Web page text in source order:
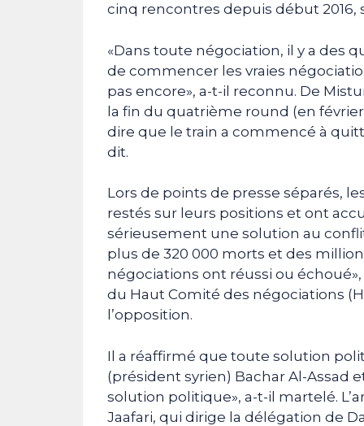
cinq rencontres depuis début 2016,
«Dans toute négociation, il y a des
de commencer les vraies
pas encore», a-t-il reconnu. De
la fin du quatrième round (en
dire que le train a commencé à
dit.
Lors de points de presse séparés,
restés sur leurs positions et ont
sérieusement une solution au
plus de 320 000 morts et des
négociations ont réussi ou
du Haut Comité des négociations
l’opposition.
Il a réaffirmé que toute solution
(président syrien) Bachar Al-Assad
solution politique», a-t-il martelé.
Jaafari, qui dirige la délégation de